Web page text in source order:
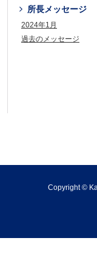
所長メッセージ
2024年1月
過去のメッセージ
Copyright ©